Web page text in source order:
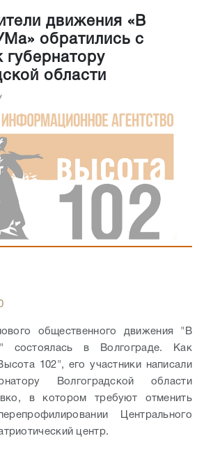
движения «В
обратились с
губернатору
области
общественного движения "В
состоялась в Волгограде. Как
102", его участники написали
Волгоградской области
в котором требуют отменить
Центрального
центр.